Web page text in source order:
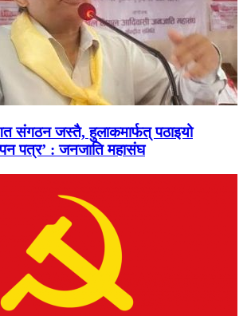
संगठन जस्तै, हुलाकमार्फत् पठाइयो
पत्र’ : जनजाति महासंघ